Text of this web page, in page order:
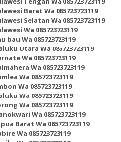
Barat Wa 085723723119
Selatan Wa 085723723119
Wa 085723723119
Wa 085723723119
Utara Wa 085723723119
Wa 085723723119
Wa 085723723119
Wa 085723723119
Wa 085723723119
Wa 085723723119
Wa 085723723119
Wa 085723723119
Barat Wa 085723723119
Wa 085723723119